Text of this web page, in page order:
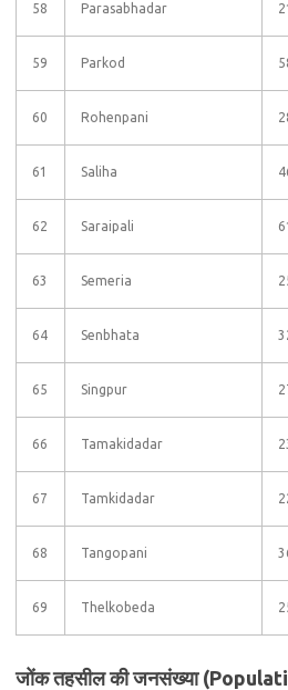
58 Parasabhadar
59 Parkod
60 Rohenpani
61 Saliha
62 Saraipali
63 Semeria
64 Senbhata
65 Singpur
66 Tamakidadar
67 Tamkidadar
68 Tangopani
69 Thelkobeda
जोंक तहसील की जनसंख्या